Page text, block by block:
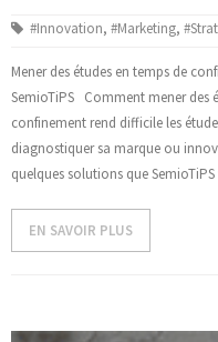
- Web, technologies et
SOLUTIONS
#Innovation, #Marketing,
Mener des études en temps de
SemioTiPS Comment mener des
confinement rend difficile les
diagnostiquer sa marque ou
quelques solutions que
EN SAVOIR PLUS